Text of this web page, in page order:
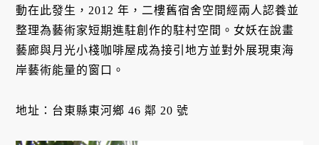
動在此發生，2012 年，二樓舊宿舍空間經兩人認養並
整理為藝術家短期進駐創作的駐村空間。女妖在說畫
藝廊與月光小棧咖啡屋成為接引地方並對外展現東海
岸藝術能量的窗口。
地址：台東縣東河鄉 46 鄰 20 號